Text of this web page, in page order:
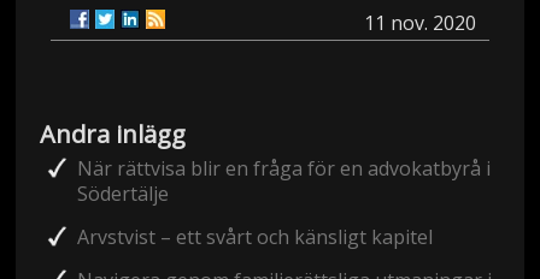
11 nov. 2020
Andra inlägg
När rättvisa blir en fråga för en advokatbyrå i
Södertälje
Arvstvist – ett svårt och känsligt kapitel